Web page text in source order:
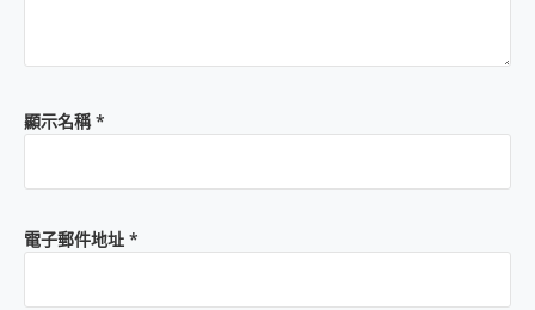
顯示名稱*
電子郵件地址 *